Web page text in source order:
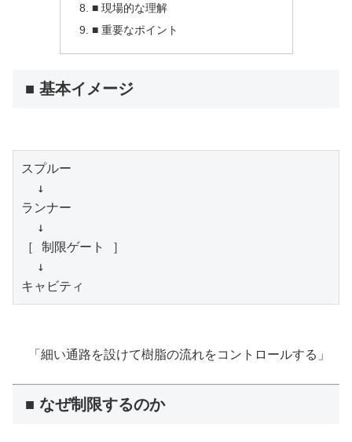
■ 現場的な理解
■ 重要なポイント
■ 基本イメージ
スプルー
  ↓
ランナー
  ↓
［ 制限ゲート ］
  ↓
キャビティ
「細い通路を設けて樹脂の流れをコントロールする」
■ なぜ制限するのか